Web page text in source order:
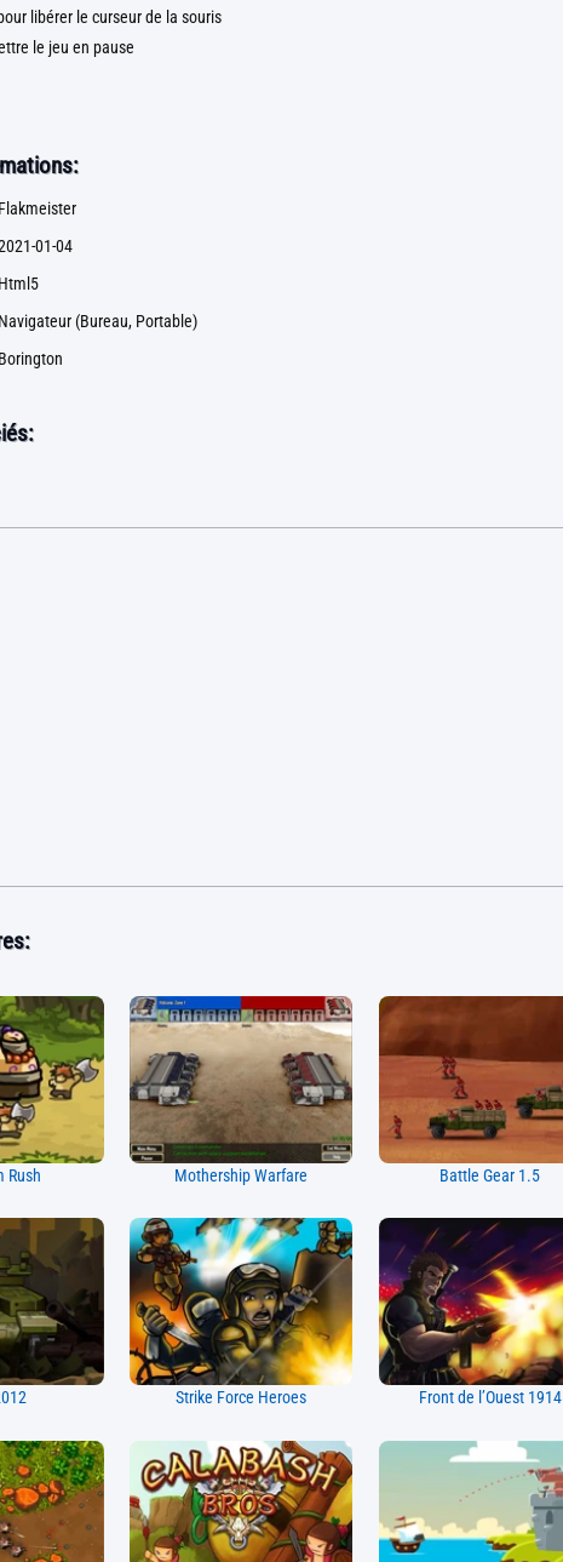
libérer le curseur de la souris
le jeu en pause
Flakmeister
01-04
Html5
Navigateur (Bureau, Portable)
Borington
Rush Mothership Warfare Battle Gear 1.5
Strike Force Heroes Front de l’Ouest 1914